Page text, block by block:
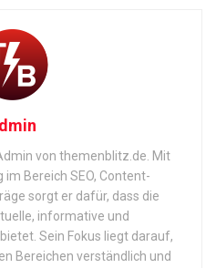
von themenblitz.de. Mit
im Bereich SEO, Content-
sorgt er dafür, dass die
informative und
Sein Fokus liegt darauf,
Bereichen verständlich und